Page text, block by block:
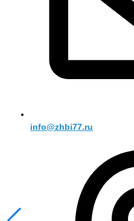
info@zhbi77.ru